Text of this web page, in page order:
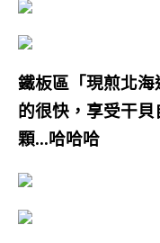
鐵板區「現煎北海
的很快，享受干貝
顆…哈哈哈